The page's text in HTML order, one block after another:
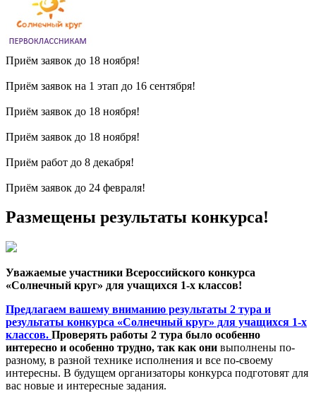
Приём заявок до 18 ноября!
Приём заявок на 1 этап до 16 сентября!
Приём заявок до 18 ноября!
Приём заявок до 18 ноября!
Приём работ до 8 декабря!
Приём заявок до 24 февраля!
Размещены результаты конкурса!
Уважаемые участники Всероссийского конкурса
«Солнечный круг» для учащихся 1-х классов!
Предлагаем вашему вниманию результаты 2 тура и
результаты конкурса «Солнечный круг» для учащихся 1-х
классов. Проверять работы 2 тура было особенно
интересно и особенно трудно, так как они выполнены по-
разному, в разной технике исполнения и все по-своему
интересны. В будущем организаторы конкурса подготовят для
вас новые и интересные задания.